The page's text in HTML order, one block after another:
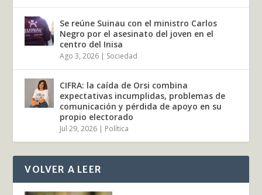
Se reúne Suinau con el ministro Carlos
Negro por el asesinato del joven en el
centro del Inisa
Ago 3, 2026 Sociedad
CIFRA: la caída de Orsi combina
expectativas incumplidas, problemas de
comunicación y pérdida de apoyo en su
propio electorado
Jul 29, 2026 Política
VOLVER A LEER